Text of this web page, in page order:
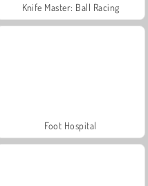
Knife Master: Ball Racing
Foot Hospital